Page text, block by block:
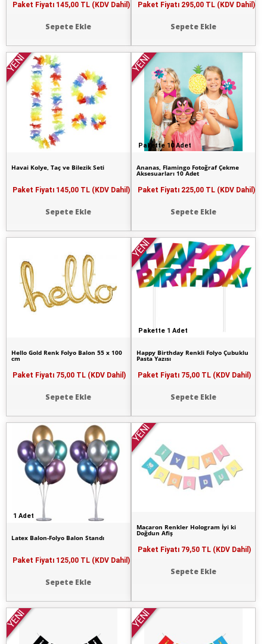
Paket Fiyatı 145,00 TL (KDV Dahil)
Sepete Ekle
Paket Fiyatı 295,00 TL (KDV Dahil)
Sepete Ekle
YENİ
Havai Kolye, Taç ve Bilezik Seti
Paket Fiyatı 145,00 TL (KDV Dahil)
Sepete Ekle
Pakette 10 Adet
YENİ
Ananas, Flamingo Fotoğraf Çekme
Aksesuarları 10 Adet
Paket Fiyatı 225,00 TL (KDV Dahil)
Sepete Ekle
Hello Gold Renk Folyo Balon 55 x 100
cm
Paket Fiyatı 75,00 TL (KDV Dahil)
Sepete Ekle
Pakette 1 Adet
YENİ
Happy Birthday Renkli Folyo Çubuklu
Pasta Yazısı
Paket Fiyatı 75,00 TL (KDV Dahil)
Sepete Ekle
1 Adet
Latex Balon-Folyo Balon Standı
Paket Fiyatı 125,00 TL (KDV Dahil)
Sepete Ekle
YENİ
Macaron Renkler Hologram İyi ki
Doğdun Afiş
Paket Fiyatı 79,50 TL (KDV Dahil)
Sepete Ekle
YENİ YENİ